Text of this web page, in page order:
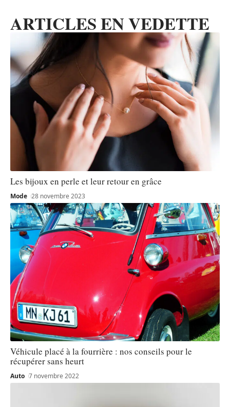
ARTICLES EN VEDETTE
Les bijoux en perle et leur retour en grâce
Mode 28 novembre 2023
Véhicule placé à la fourrière : nos conseils pour le
récupérer sans heurt
Auto 7 novembre 2022